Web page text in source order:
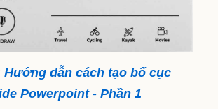
Hướng dẫn cách tạo bố cục
Powerpoint - Phần 1